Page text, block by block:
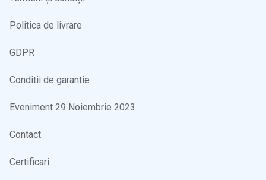
Politica de livrare
GDPR
Conditii de garantie
Eveniment 29 Noiembrie 2023
Contact
Certificari